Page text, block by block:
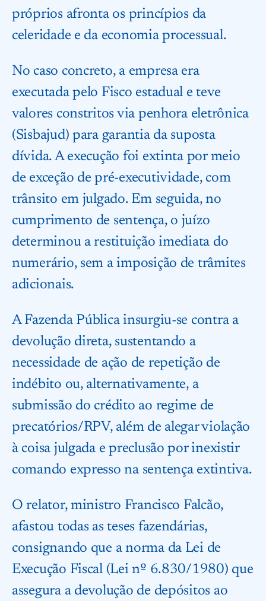
próprios afronta os princípios da
celeridade e da economia processual.
No caso concreto, a empresa era
executada pelo Fisco estadual e teve
valores constritos via penhora eletrônica
(Sisbajud) para garantia da suposta
dívida. A execução foi extinta por meio
de exceção de pré-executividade, com
trânsito em julgado. Em seguida, no
cumprimento de sentença, o juízo
determinou a restituição imediata do
numerário, sem a imposição de trâmites
adicionais.
A Fazenda Pública insurgiu-se contra a
devolução direta, sustentando a
necessidade de ação de repetição de
indébito ou, alternativamente, a
submissão do crédito ao regime de
precatórios/RPV, além de alegar violação
à coisa julgada e preclusão por inexistir
comando expresso na sentença extintiva.
O relator, ministro Francisco Falcão,
afastou todas as teses fazendárias,
consignando que a norma da Lei de
Execução Fiscal (Lei nº 6.830/1980) que
assegura a devolução de depósitos ao